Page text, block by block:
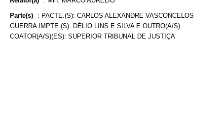
Parte(s) : PACTE.(S): CARLOS ALEXANDRE VASCONCELOS
GUERRA IMPTE.(S): DÉLIO LINS E SILVA E OUTRO(A/S)
COATOR(A/S)(ES): SUPERIOR TRIBUNAL DE JUSTIÇA